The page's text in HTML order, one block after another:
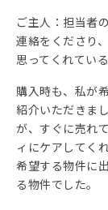
ご主人：担当者
連絡をくださり
思ってくれてい
購入時も、私が
紹介いただきま
が、すぐに売れ
ィにケアしてく
希望する物件に
る物件でした。